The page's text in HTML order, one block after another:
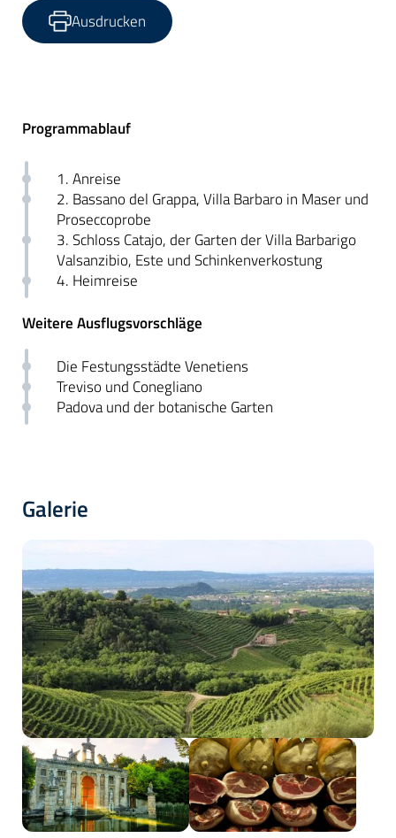
Ausdrucken
Programmablauf
1. Anreise
2. Bassano del Grappa, Villa Barbaro in Maser und
Proseccoprobe
3. Schloss Catajo, der Garten der Villa Barbarigo
Valsanzibio, Este und Schinkenverkostung
4. Heimreise
Weitere Ausflugsvorschläge
Die Festungsstädte Venetiens
Treviso und Conegliano
Padova und der botanische Garten
Galerie